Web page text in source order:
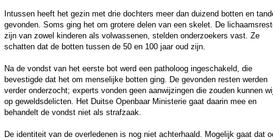
Intussen heeft het gezin met drie dochters meer dan duizend botten en
gevonden. Soms ging het om grotere delen van een skelet. De
zijn van zowel kinderen als volwassenen, stelden onderzoekers vast. Ze
schatten dat de botten tussen de 50 en 100 jaar oud zijn.
Na de vondst van het eerste bot werd een patholoog ingeschakeld, die
bevestigde dat het om menselijke botten ging. De gevonden resten werden
verder onderzocht; experts vonden geen aanwijzingen die zouden kunnen
op geweldsdelicten. Het Duitse Openbaar Ministerie gaat daarin mee en
behandelt de vondst niet als strafzaak.
De identiteit van de overledenen is nog niet achterhaald. Mogelijk gaat dat